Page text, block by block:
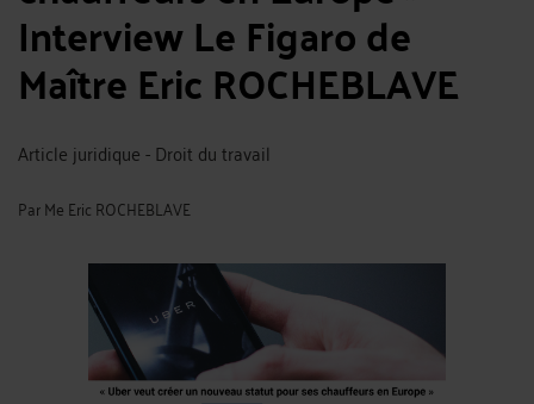
Interview Le Figaro de
Maître Eric ROCHEBLAVE
Article juridique - Droit du travail
ParMe Eric ROCHEBLAVE